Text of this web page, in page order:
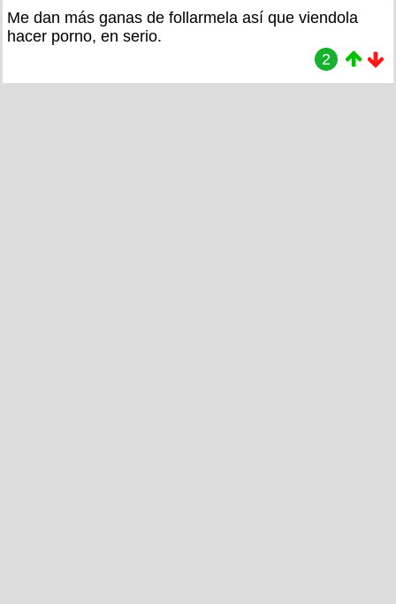
Me dan más ganas de follarmela así que viendola
hacer porno, en serio.
2